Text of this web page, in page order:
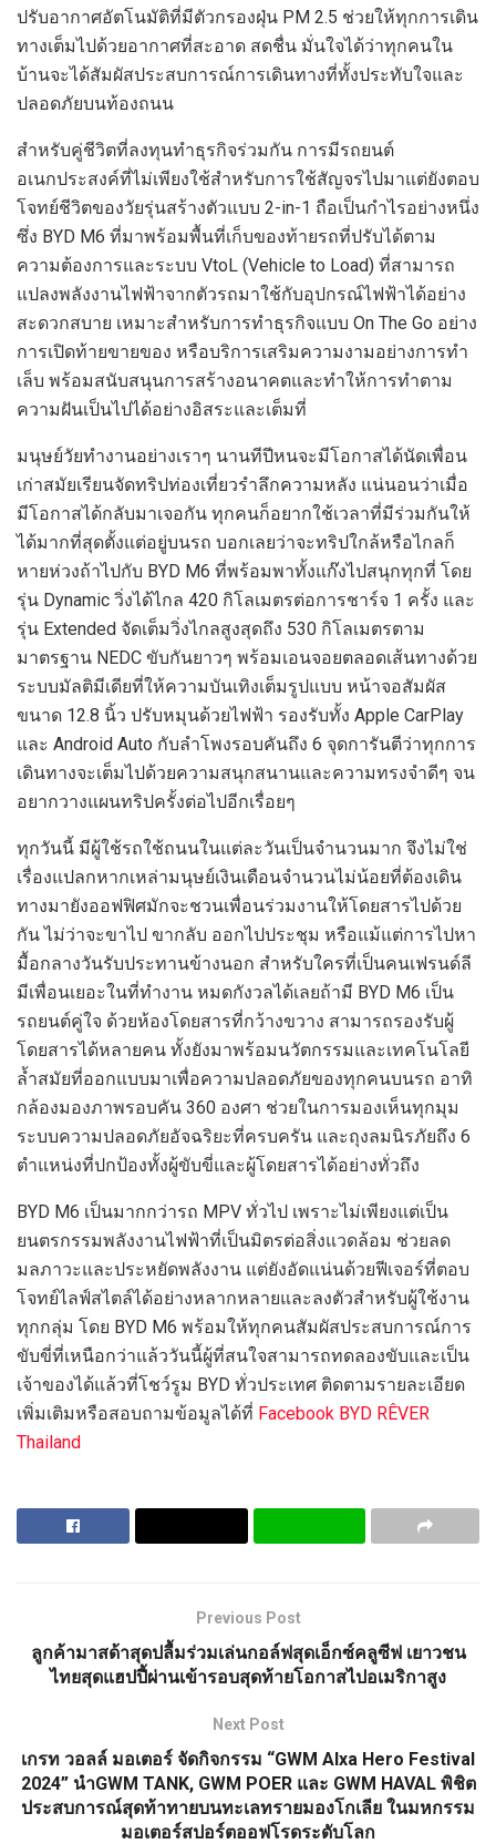
ปรับอากาศอัตโนมัติที่มีตัวกรองฝุ่น PM 2.5 ช่วยให้ทุกการเดิน
ทางเต็มไปด้วยอากาศที่สะอาด สดชื่น มั่นใจได้ว่าทุกคนใน
บ้านจะได้สัมผัสประสบการณ์การเดินทางที่ทั้งประทับใจและ
ปลอดภัยบนท้องถนน
สำหรับคู่ชีวิตที่ลงทุนทำธุรกิจร่วมกัน การมีรถยนต์
อเนกประสงค์ที่ไม่เพียงใช้สำหรับการใช้สัญจรไปมาแต่ยังตอบ
โจทย์ชีวิตของวัยรุ่นสร้างตัวแบบ 2-in-1 ถือเป็นกำไรอย่างหนึ่ง
ซึ่ง BYD M6 ที่มาพร้อมพื้นที่เก็บของท้ายรถที่ปรับได้ตาม
ความต้องการและระบบ VtoL (Vehicle to Load) ที่สามารถ
แปลงพลังงานไฟฟ้าจากตัวรถมาใช้กับอุปกรณ์ไฟฟ้าได้อย่าง
สะดวกสบาย เหมาะสำหรับการทำธุรกิจแบบ On The Go อย่าง
การเปิดท้ายขายของ หรือบริการเสริมความงามอย่างการทำ
เล็บ พร้อมสนับสนุนการสร้างอนาคตและทำให้การทำตาม
ความฝันเป็นไปได้อย่างอิสระและเต็มที่
มนุษย์วัยทำงานอย่างเราๆ นานทีปีหนจะมีโอกาสได้นัดเพื่อน
เก่าสมัยเรียนจัดทริปท่องเที่ยวรำลึกความหลัง แน่นอนว่าเมื่อ
มีโอกาสได้กลับมาเจอกัน ทุกคนก็อยากใช้เวลาที่มีร่วมกันให้
ได้มากที่สุดตั้งแต่อยู่บนรถ บอกเลยว่าจะทริปใกล้หรือไกลก็
หายห่วงถ้าไปกับ BYD M6 ที่พร้อมพาทั้งแก๊งไปสนุกทุกที่ โดย
รุ่น Dynamic วิ่งได้ไกล 420 กิโลเมตรต่อการชาร์จ 1 ครั้ง และ
รุ่น Extended จัดเต็มวิ่งไกลสูงสุดถึง 530 กิโลเมตรตาม
มาตรฐาน NEDC ขับกันยาวๆ พร้อมเอนจอยตลอดเส้นทางด้วย
ระบบมัลติมีเดียที่ให้ความบันเทิงเต็มรูปแบบ หน้าจอสัมผัส
ขนาด 12.8 นิ้ว ปรับหมุนด้วยไฟฟ้า รองรับทั้ง Apple CarPlay
และ Android Auto กับลำโพงรอบคันถึง 6 จุดการันตีว่าทุกการ
เดินทางจะเต็มไปด้วยความสนุกสนานและความทรงจำดีๆ จน
อยากวางแผนทริปครั้งต่อไปอีกเรื่อยๆ
ทุกวันนี้ มีผู้ใช้รถใช้ถนนในแต่ละวันเป็นจำนวนมาก จึงไม่ใช่
เรื่องแปลกหากเหล่ามนุษย์เงินเดือนจำนวนไม่น้อยที่ต้องเดิน
ทางมายังออฟฟิศมักจะชวนเพื่อนร่วมงานให้โดยสารไปด้วย
กัน ไม่ว่าจะขาไป ขากลับ ออกไปประชุม หรือแม้แต่การไปหา
มื้อกลางวันรับประทานข้างนอก สำหรับใครที่เป็นคนเฟรนด์ลี
มีเพื่อนเยอะในที่ทำงาน หมดกังวลได้เลยถ้ามี BYD M6 เป็น
รถยนต์คู่ใจ ด้วยห้องโดยสารที่กว้างขวาง สามารถรองรับผู้
โดยสารได้หลายคน ทั้งยังมาพร้อมนวัตกรรมและเทคโนโลยี
ล้ำสมัยที่ออกแบบมาเพื่อความปลอดภัยของทุกคนบนรถ อาทิ
กล้องมองภาพรอบคัน 360 องศา ช่วยในการมองเห็นทุกมุม
ระบบความปลอดภัยอัจฉริยะที่ครบครัน และถุงลมนิรภัยถึง 6
ตำแหน่งที่ปกป้องทั้งผู้ขับขี่และผู้โดยสารได้อย่างทั่วถึง
BYD M6 เป็นมากกว่ารถ MPV ทั่วไป เพราะไม่เพียงแต่เป็น
ยนตรกรรมพลังงานไฟฟ้าที่เป็นมิตรต่อสิ่งแวดล้อม ช่วยลด
มลภาวะและประหยัดพลังงาน แต่ยังอัดแน่นด้วยฟีเจอร์ที่ตอบ
โจทย์ไลฟ์สไตล์ได้อย่างหลากหลายและลงตัวสำหรับผู้ใช้งาน
ทุกกลุ่ม โดย BYD M6 พร้อมให้ทุกคนสัมผัสประสบการณ์การ
ขับขี่ที่เหนือกว่าแล้ววันนี้ผู้ที่สนใจสามารถทดลองขับและเป็น
เจ้าของได้แล้วที่โชว์รูม BYD ทั่วประเทศ ติดตามรายละเอียด
เพิ่มเติมหรือสอบถามข้อมูลได้ที่ Facebook BYD RÊVER
Thailand
Previous Post
ลูกค้ามาสด้าสุดปลื้มร่วมเล่นกอล์ฟสุดเอ็กซ์คลูซีฟ เยาวชน
ไทยสุดแฮปปี้ผ่านเข้ารอบสุดท้ายโอกาสไปอเมริกาสูง
Next Post
เกรท วอลล์ มอเตอร์ จัดกิจกรรม “GWM Alxa Hero Festival
2024” นำGWM TANK, GWM POER และ GWM HAVAL พิชิต
ประสบการณ์สุดท้าทายบนทะเลทรายมองโกเลีย ในมหกรรม
มอเตอร์สปอร์ตออฟโรดระดับโลก